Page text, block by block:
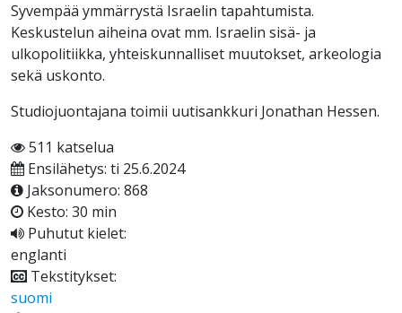
Syvempää ymmärrystä Israelin tapahtumista.
Keskustelun aiheina ovat mm. Israelin sisä- ja
ulkopolitiikka, yhteiskunnalliset muutokset, arkeologia
sekä uskonto.
Studiojuontajana toimii uutisankkuri Jonathan Hessen.
511 katselua
Ensilähetys: ti 25.6.2024
Jaksonumero: 868
Kesto: 30 min
Puhutut kielet:
englanti
Tekstitykset:
suomi